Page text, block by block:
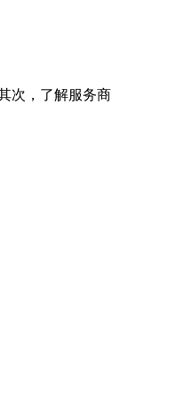
次，了解服务商